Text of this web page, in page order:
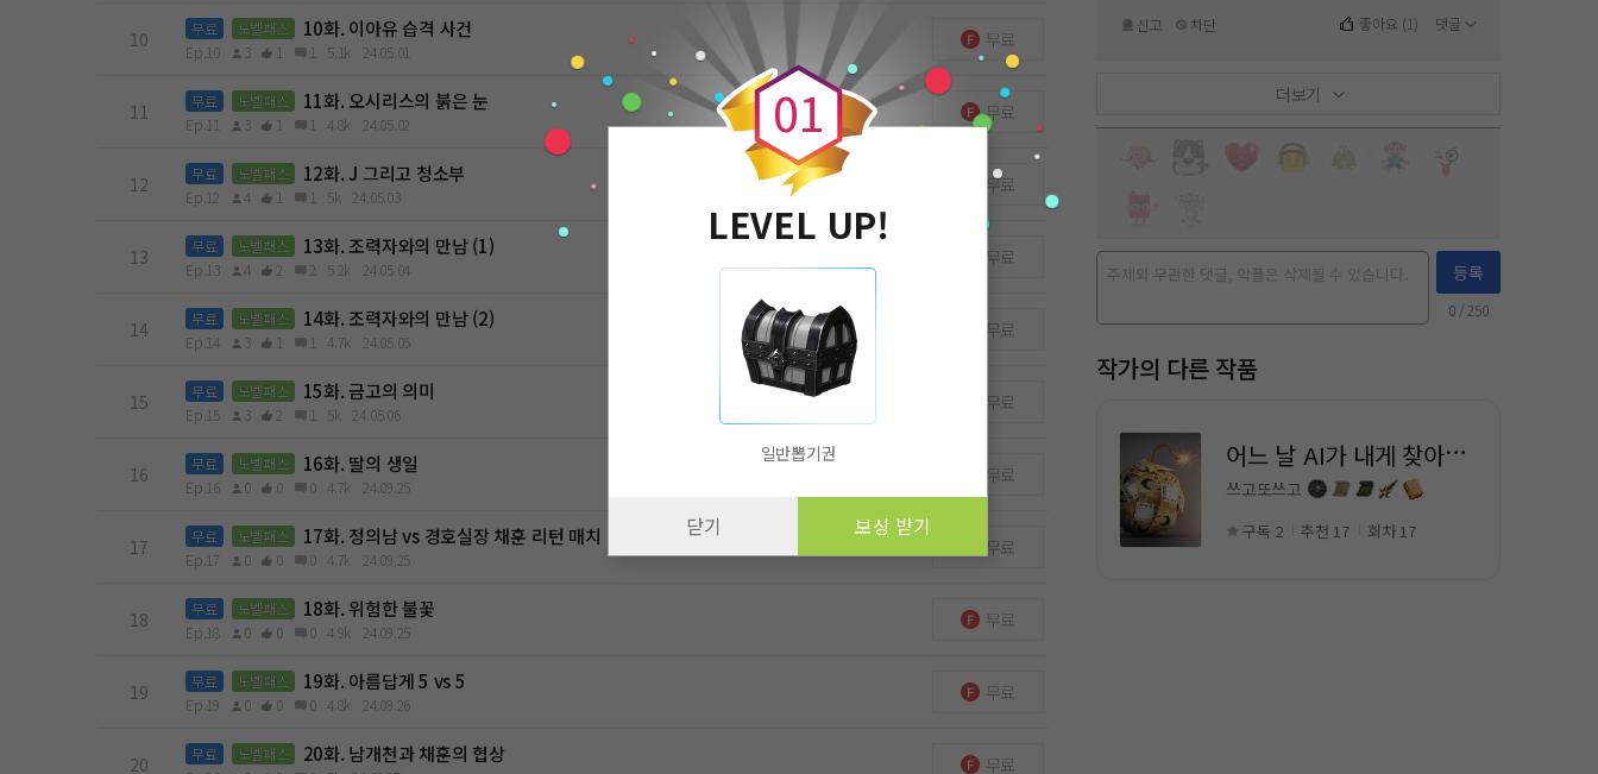
10 무료 노벨패스 10화. 이아유 습격 사건
Ep.10 3 1 1 5.1k 24.05.01
무료
11 무료 노벨패스 11화. 오시리스의 붉은 눈
Ep.11 3 1 1 4.8k 24.05.02
무료
12 무료 노벨패스 12화. J 그리고 청소부
Ep.12 4 1 1 5k 24.05.03
무료
13 무료 노벨패스 13화. 조력자와의 만남 (1)
Ep.13 4 2 2 5.2k 24.05.04
무료
14 무료 노벨패스 14화. 조력자와의 만남 (2)
Ep.14 3 1 1 4.7k 24.05.05
무료
15 무료 노벨패스 15화. 금고의 의미
Ep.15 3 2 1 5k 24.05.06
무료
16 무료 노벨패스 16화. 딸의 생일
Ep.16 0 0 0 4.7k 24.09.25
무료
17 무료 노벨패스 17화. 정의남 vs 경호실장 채훈 리턴 매치
Ep.17 0 0 0 4.7k 24.09.25
무료
18 무료 노벨패스 18화. 위험한 불꽃
Ep.18 0 0 0 4.9k 24.09.25
무료
19 무료 노벨패스 19화. 아름답게 5 vs 5
Ep.19 0 0 0 4.8k 24.09.26
무료
20 무료 노벨패스 20화. 남개천과 채훈의 협상 무료
신고 차단 좋아요 (1) 댓글
더보기
등록
0 / 250
작가의 다른 작품
어
느 날 AI가 내게 찾아왔다.
쓰고또쓰고
구독 2 추천 17 회차 17
0
0
1
LEVEL UP!
일반뽑기권
닫기 보상 받기